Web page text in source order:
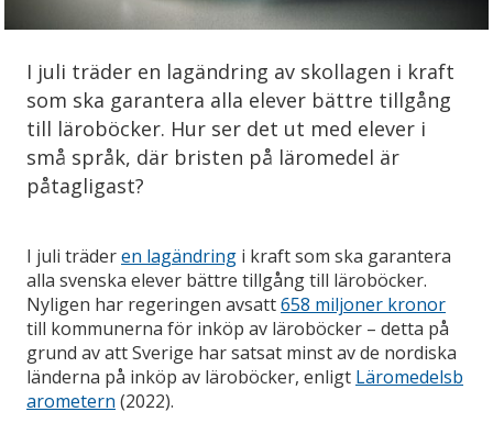
I juli träder en lagändring av skollagen i kraft
som ska garantera alla elever bättre tillgång
till läroböcker. Hur ser det ut med elever i
små språk, där bristen på läromedel är
påtagligast?
I juli träderen lagändring i kraft som ska garantera
alla svenska elever bättre tillgång till läroböcker.
Nyligen har regeringen avsatt658 miljoner kronor
till kommunerna för inköp av läroböcker – detta på
grund av att Sverige har satsat minst av de nordiska
länderna på inköp av läroböcker, enligt Läromedelsb
arometern (2022).